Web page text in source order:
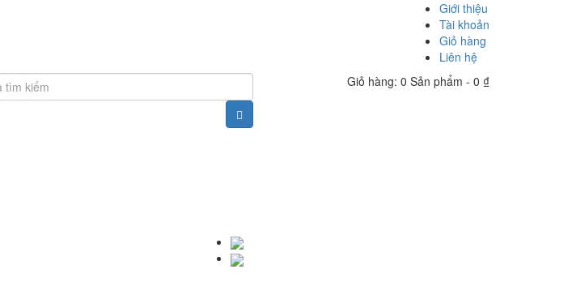
Giới thiệu
Tài khoản
Giỏ hàng
Liên hệ
Giỏ hàng: 0 Sản phẩm - 0 ₫